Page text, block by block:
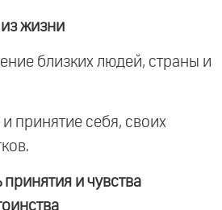
жизни
близких людей, страны и
принятие себя, своих
принятия и чувства